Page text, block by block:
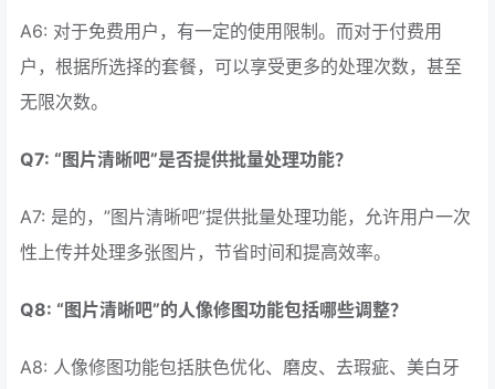
A6: 对于免费用户，有一定的使用限制。而对于付费用
户，根据所选择的套餐，可以享受更多的处理次数，甚至
无限次数。
Q7: “图片清晰吧”是否提供批量处理功能？
A7: 是的，”图片清晰吧”提供批量处理功能，允许用户一次
性上传并处理多张图片，节省时间和提高效率。
Q8: “图片清晰吧”的人像修图功能包括哪些调整？
A8: 人像修图功能包括肤色优化、磨皮、去瑕疵、美白牙